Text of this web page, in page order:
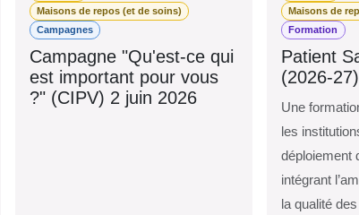
Maisons de repos (et de soins)
Campagnes
Campagne "Qu'est-ce
qui est important pour
vous ?" (CIPV) 2 juin
Maisons de
Formation
Patient
(2026-27)
Une
soutenir
soins dans
d'une